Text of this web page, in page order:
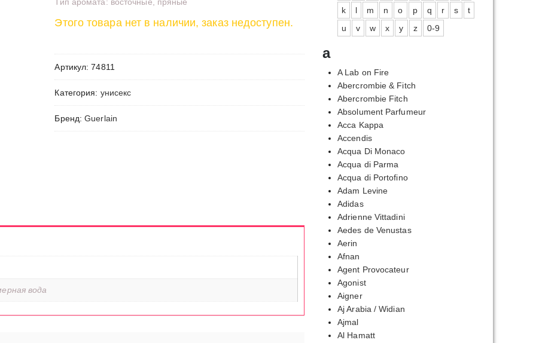
Этого товара нет в наличии, заказ недоступен.
Артикул:74811
Категория: унисекс
Бренд:Guerlain
вода
k l m n o p q r s
t
u
v w x y z 0-9
a
A Lab on Fire
Abercrombie & Fitch
Abercrombie Fitch
Absolument Parfumeur
Acca Kappa
Accendis
Acqua Di Monaco
Acqua di Parma
Acqua di Portofino
Adam Levine
Adidas
Adrienne Vittadini
Aedes de Venustas
Aerin
Afnan
Agent Provocateur
Agonist
Aigner
Aj Arabia / Widian
Ajmal
Al Hamatt